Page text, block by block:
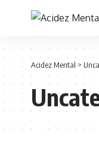
Acidez Mental>